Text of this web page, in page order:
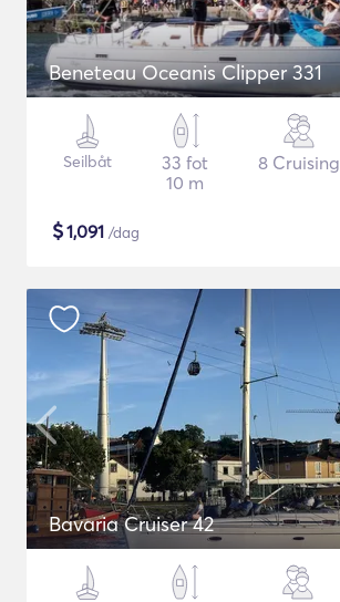
Beneteau Oceanis Clipper 331
Seilbåt
33 fot
10 m
8 Cruising
$1,091 /dag
Bavaria Cruiser 42